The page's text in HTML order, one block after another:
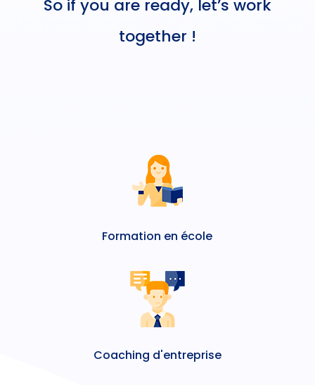
So if you are ready, let’s work
together !
Formation en école
Coaching d'entreprise